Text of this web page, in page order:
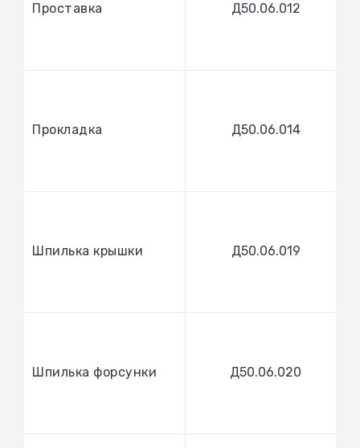
Проставка Д50.06.012
Прокладка Д50.06.014
Шпилька крышки Д50.06.019
Шпилька форсунки Д50.06.020